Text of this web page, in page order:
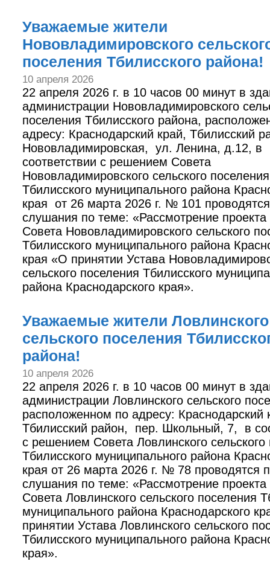
Уважаемые жители
Нововладимировского
поселения Тбилисского района!
10 апреля 2026
22 апреля 2026 г. в 10 часов 00 минут в
администрации Нововладимировского
поселения Тбилисского района,
адресу: Краснодарский край, Тбилисский
Нововладимировская, ул. Ленина, д.12, в
соответствии с решением Совета
Нововладимировского сельского поселения
Тбилисского муниципального района
края от 26 марта 2026 г. № 101
слушания по теме: «Рассмотрение
Совета Нововладимировского сельского
Тбилисского муниципального района
края «О принятии Устава
сельского поселения Тбилисского
района Краснодарского края».
Уважаемые жители Ловлинского
сельского поселения
района!
10 апреля 2026
22 апреля 2026 г. в 10 часов 00 минут в
администрации Ловлинского сельского
расположенном по адресу: Краснодарский
Тбилисский район, пер. Школьный, 7, в
с решением Совета Ловлинского сельского
Тбилисского муниципального района
края от 26 марта 2026 г. № 78 проводятся
слушания по теме: «Рассмотрение
Совета Ловлинского сельского поселения
муниципального района Краснодарского
принятии Устава Ловлинского сельского
Тбилисского муниципального района
края».